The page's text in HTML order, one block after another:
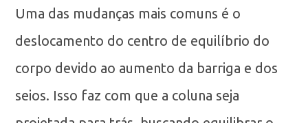
Uma das mudanças mais comuns é o
deslocamento do centro de equilíbrio do
corpo devido ao aumento da barriga e dos
seios. Isso faz com que a coluna seja